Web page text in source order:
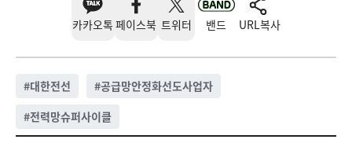
카카오톡 페이스북 트위터 밴드 URL복사
#대한전선 #공급망안정화선도사업자
#전력망슈퍼사이클